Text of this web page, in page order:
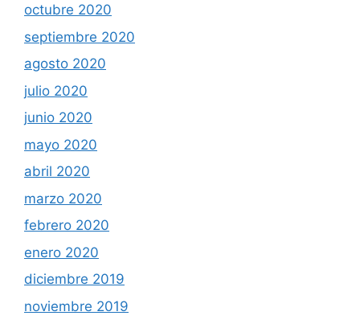
octubre 2020
septiembre 2020
agosto 2020
julio 2020
junio 2020
mayo 2020
abril 2020
marzo 2020
febrero 2020
enero 2020
diciembre 2019
noviembre 2019